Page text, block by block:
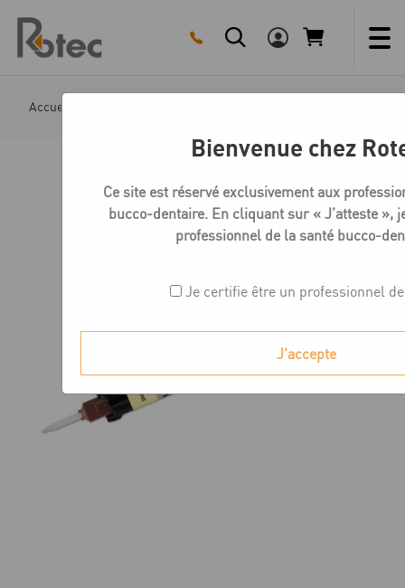
content
Accueil
Bienvenue chez
Ce site est réservé exclusivement aux
bucco-dentaire. En cliquant sur « J’atteste »,
professionnel de la santé bucco-
Je certifie être un professionnel
J'accepte